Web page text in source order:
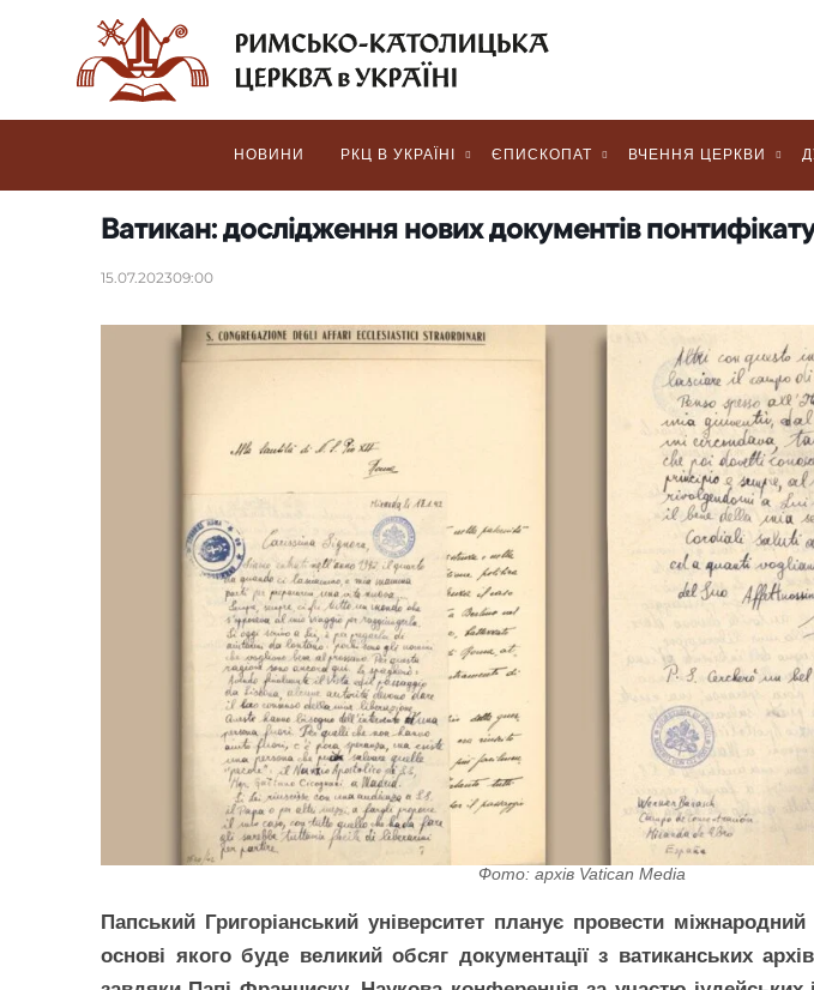
НОВИНИ РКЦ В УКРАЇНІ ЄПИСКОПАТ ВЧЕННЯ ЦЕРКВИ
Ватикан: дослідження нових документів понтифікату
15.07.202309:00
Фото: архів Vatican Media
Папський Григоріанський університет планує провести
основі якого буде великий обсяг документації з ватиканських